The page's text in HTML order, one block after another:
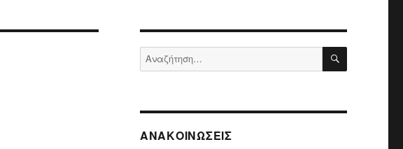
Αναζήτηση
για:
ΑΝΑΚΟΙΝΏΣΕΙΣ